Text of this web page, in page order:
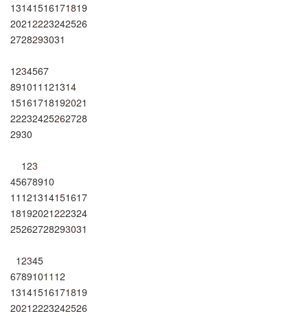
13141516171819
20212223242526
2728293031
1234567
891011 121314
15161718192021
22232425262728
2930
123
45678910
11 121314151617
18192021222324
25262728293031
12345
67891011 12
13141516171819
20212223242526